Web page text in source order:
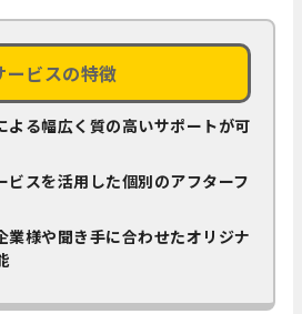
ービスの特徴
よる幅広く質の高いサポートが可
ビスを活用した個別のアフターフ
業様や聞き手に合わせたオリジナ